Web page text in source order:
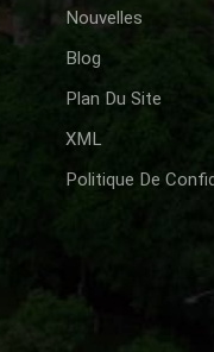
Nouvelles
Blog
Plan Du Site
XML
Politique De